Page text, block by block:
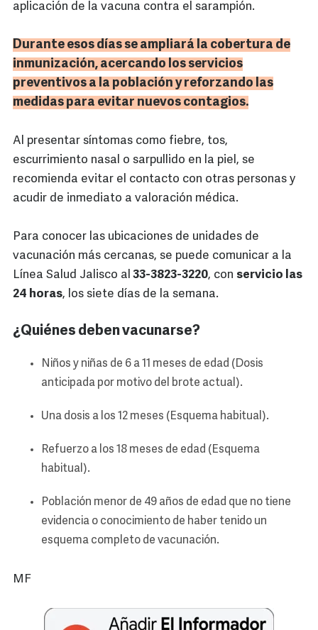
aplicación de la vacuna contra el sarampión.
Durante esos días se ampliará la cobertura de
inmunización, acercando los servicios
preventivos a la población y reforzando las
medidas para evitar nuevos contagios.
Al presentar síntomas como fiebre, tos,
escurrimiento nasal o sarpullido en la piel, se
recomienda evitar el contacto con otras personas y
acudir de inmediato a valoración médica.
Para conocer las ubicaciones de unidades de
vacunación más cercanas, se puede comunicar a la
Línea Salud Jalisco al 33-3823-3220, con servicio las
24 horas, los siete días de la semana.
¿Quiénes deben vacunarse?
Niños y niñas de 6 a 11 meses de edad (Dosis
anticipada por motivo del brote actual).
Una dosis a los 12 meses (Esquema habitual).
Refuerzo a los 18 meses de edad (Esquema
habitual).
Población menor de 49 años de edad que no tiene
evidencia o conocimiento de haber tenido un
esquema completo de vacunación.
MF